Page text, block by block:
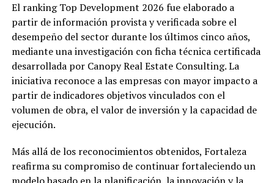
El ranking Top Development 2026 fue elaborado a
partir de información provista y verificada sobre el
desempeño del sector durante los últimos cinco años,
mediante una investigación con ficha técnica certificada
desarrollada por Canopy Real Estate Consulting. La
iniciativa reconoce a las empresas con mayor impacto a
partir de indicadores objetivos vinculados con el
volumen de obra, el valor de inversión y la capacidad de
ejecución.
Más allá de los reconocimientos obtenidos, Fortaleza
reafirma su compromiso de continuar fortaleciendo un